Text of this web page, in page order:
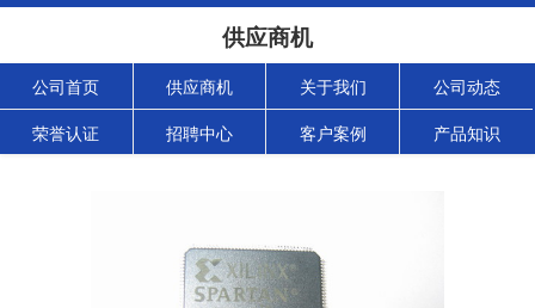
供应商机
公司首页 供应商机 关于我们 公司动态
荣誉认证 招聘中心 客户案例 产品知识